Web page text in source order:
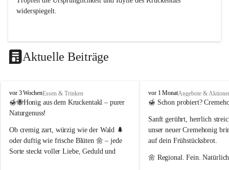
widerspiegelt.
Aktuelle Beiträge
H
o
n
g
a
u
vor 3 WochenEssen & Trinken
🍯🐝Honig aus dem Kruckentakl – purer
Naturgenuss!
Ob cremig zart, würzig wie der Wald 🌲
oder duftig wie frische Blüten 🌼 – jede
Sorte steckt voller Liebe, Geduld und
H
o
i
g
a
s
vor 1 MonatAngebote &
🍯 Schon probiert?
Sanft gerührt, herrlich
unser neuer Cremehonig
auf dein Frühstücksbrot.
🌼 Regional. Fein.